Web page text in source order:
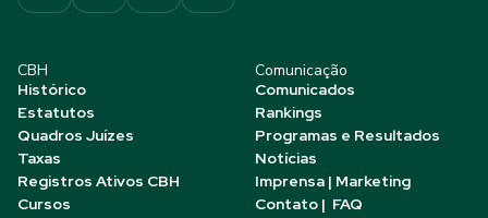
CBH
Histórico
Estatutos
Quadros Juízes
Taxas
Registros Ativos CBH
Cursos
Comunicação
Comunicados
Rankings
Programas e Resultados
Notícias
Imprensa | Marketing
Contato | FAQ